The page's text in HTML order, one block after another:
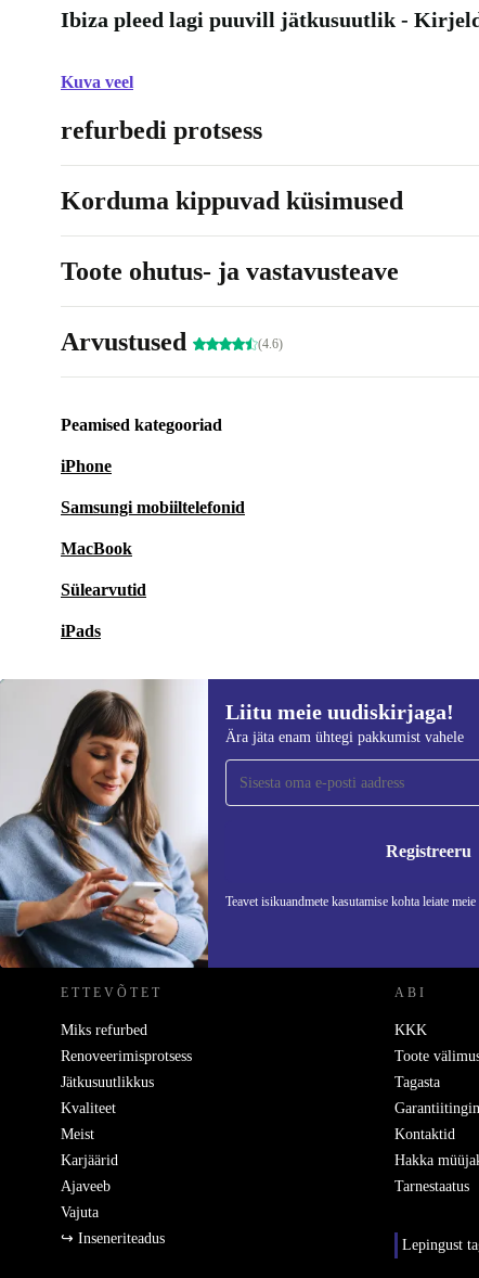
Ibiza pleed lagi puuvill jätkusuutlik -
Kuva veel
refurbedi protsess
Korduma kippuvad küsimused
Toote ohutus- ja vastavusteave
Arvustused (4.6)
Peamised kategooriad
iPhone
Samsungi mobiiltelefonid
MacBook
Sülearvutid
iPads
Liitu meie uudiskirjaga!
Ära jäta enam ühtegi pakkumist vahele
Registreeru
Teavet isikuandmete kasutamise kohta leiate meie
Liitu meie uudiskirjaga!
Ära jäta enam ühtegi pakkumist vahele.
REFURBED EESTI - RETHINK NEW.
ETTEVÕTET
Miks refurbed
Renoveerimisprotsess
Jätkusuutlikkus
Kvaliteet
Meist
Karjäärid
Ajaveeb
Vajuta
↪ Inseneriteadus
ABI
KKK
Toote
Tagasta
Kontaktid
Hakka
Tarnestaatus
Lepingust